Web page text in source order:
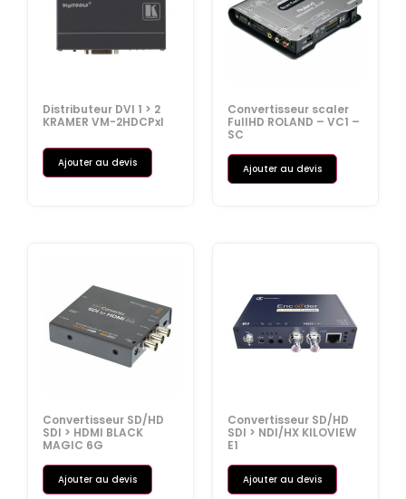
Distributeur DVI 1 > 2
KRAMER VM-2HDCPxl
Ajouter au devis
Convertisseur scaler
FullHD ROLAND – VC1 –
SC
Ajouter au devis
Convertisseur SD/HD
SDI > HDMI BLACK
MAGIC 6G
Ajouter au devis
Convertisseur SD/HD
SDI > NDI/HX KILOVIEW
E1
Ajouter au devis